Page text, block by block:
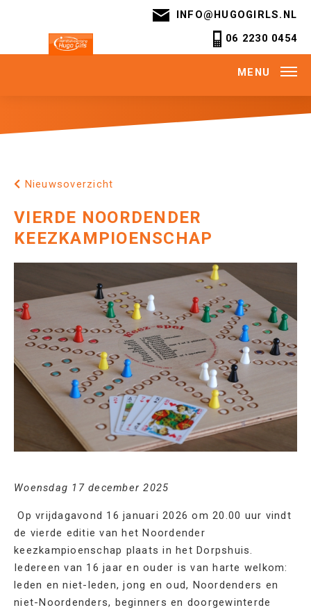
INFO@HUGOGIRLS.NL
06 2230 0454
MENU
Nieuwsoverzicht
VIERDE NOORDENDER
KEEZKAMPIOENSCHAP
Woensdag 17 december 2025
Op vrijdagavond 16 januari 2026 om 20.00 uur vindt
de vierde editie van het Noordender
keezkampioenschap plaats in het Dorpshuis.
Iedereen van 16 jaar en ouder is van harte welkom:
leden en niet-leden, jong en oud, Noordenders en
niet-Noordenders, beginners en doorgewinterde